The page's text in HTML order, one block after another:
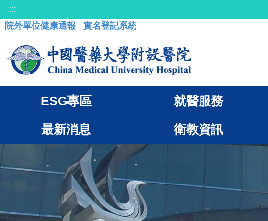
:::
院外單位健康通報
實名登記系統
ESG專區 就醫服務
最新消息 衛教資訊